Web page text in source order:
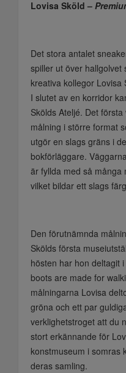
Lovisa Sköld –
Det stora antalet
spiller ut över
kreativa kollegor Lovisa
I slutet av en korridor
Skölds Ateljé. Det
målning i större format
utgör en slags gräns i
bokförläggare.
är fyllda med så många
vilket bildar ett slags
Den förutnämnda
Skölds första
hösten har hon deltagit
boots are made for
målningarna Lovisa
gröna och ett par
verklighetstroget att du
stort erkännande för
konstmuseum i somras
deras samling.